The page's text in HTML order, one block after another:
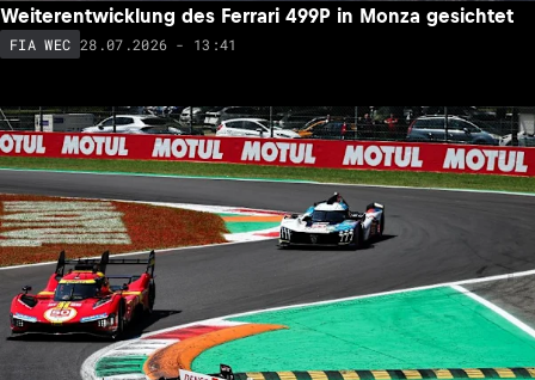
Weiterentwicklung des Ferrari 499P in Monza gesichtet
FIA WEC 28.07.2026 - 13:41